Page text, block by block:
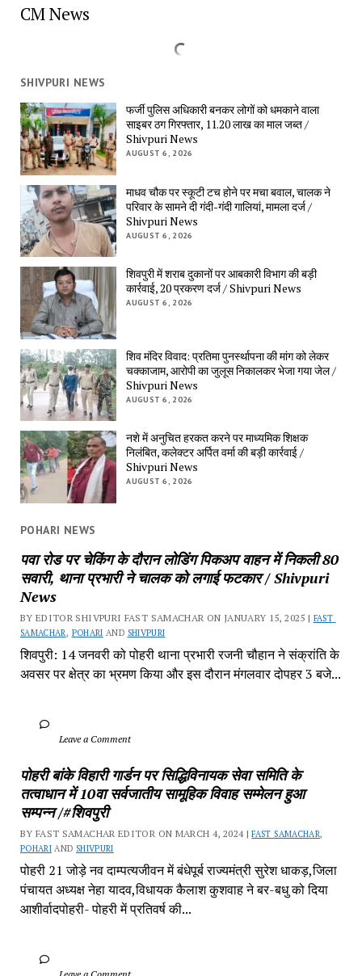
CM News
SHIVPURI NEWS
फर्जी पुलिस अधिकारी बनकर लोगों को धमकाने वाला
साइबर ठग गिरफ्तार, 11.20 लाख का माल जब्त /
Shivpuri News
AUGUST 6, 2026
माधव चौक पर स्कूटी टच होने पर मचा बवाल, चालक ने
परिवार के सामने दी गंदी-गंदी गालियां, मामला दर्ज /
Shivpuri News
AUGUST 6, 2026
शिवपुरी में शराब दुकानों पर आबकारी विभाग की बड़ी
कार्रवाई, 20 प्रकरण दर्ज / Shivpuri News
AUGUST 6, 2026
शिव मंदिर विवाद: प्रतिमा पुनर्स्थापना की मांग को लेकर
चक्काजाम, आरोपी का जुलूस निकालकर भेजा गया जेल /
Shivpuri News
AUGUST 6, 2026
नशे में अनुचित हरकत करने पर माध्यमिक शिक्षक
निलंबित, कलेक्टर अर्पित वर्मा की बड़ी कार्रवाई /
Shivpuri News
AUGUST 6, 2026
POHARI NEWS
पवा रोड पर चेकिंग के दौरान लोडिंग पिकअप वाहन में निकली 80
सवारी, थाना प्रभारी ने चालक को लगाई फटकार / Shivpuri
News
BY EDITOR SHIVPURI FAST SAMACHAR ON JANUARY 15, 2025 | FAST
SAMACHAR , POHARI AND SHIVPURI
शिवपुरी: 14 जनवरी को पोहरी थाना प्रभारी रजनी चौहान ने संक्रांति के
अवसर पर क्षेत्र का भ्रमण किया और इस दौरान मंगलवार दोपहर 3 बजे...
		Leave a Comment
पोहरी बांके विहारी गार्डन पर सिद्धिविनायक सेवा समिति के
तत्वाधान में 10वा सर्वजातीय सामूहिक विवाह सम्मेलन हुआ
सम्पन्न /#शिवपुरी
BY FAST SAMACHAR EDITOR ON MARCH 4, 2024 | FAST SAMACHAR
POHARI AND SHIVPURI
पोहरी 21 जोड़े नव दाम्पत्यजीवन में बंधेपूर्ब राज्यमंत्री सुरेश धाकड़,जिला
पंचायत अध्यक्ष नेहा यादव,विधायक कैलाश कुशवाह ने बर-बधु को दिया
आशीर्वादपोहरी- पोहरी में प्रतिवर्ष की...